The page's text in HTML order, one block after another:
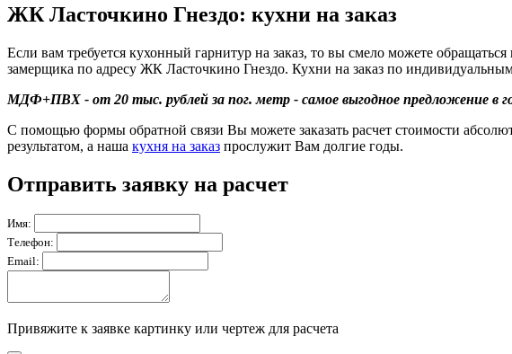
ЖК Ласточкино Гнездо: кухни на заказ
Если вам требуется кухонный гарнитур на заказ, то вы смело можете
замерщика по адресу ЖК Ласточкино Гнездо. Кухни на заказ по
МДФ+ПВХ - от 20 тыс. рублей за пог. метр - самое выгодное предложение в
С помощью формы обратной связи Вы можете заказать расчет стоимости
результатом, а наша кухня на заказ прослужит Вам долгие годы.
Отправить заявку на расчет
Имя:
Телефон:
Email:
Привяжите к заявке картинку или чертеж для расчета